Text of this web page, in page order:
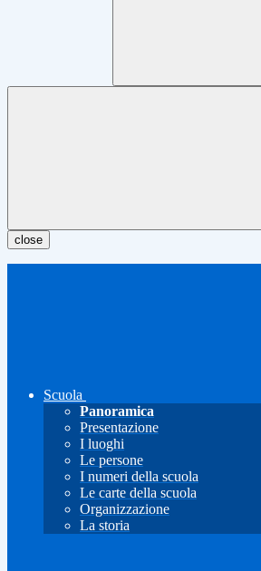
close
Scuola
Panoramica
Presentazione
I luoghi
Le persone
I numeri della scuola
Le carte della scuola
Organizzazione
La storia